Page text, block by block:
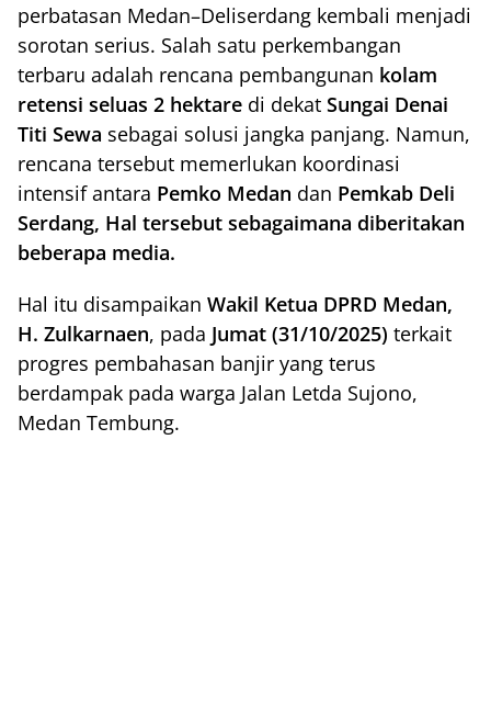
perbatasan Medan–Deliserdang kembali menjadi
sorotan serius. Salah satu perkembangan
terbaru adalah rencana pembangunan kolam
retensi seluas 2 hektare di dekat Sungai Denai
Titi Sewa sebagai solusi jangka panjang. Namun,
rencana tersebut memerlukan koordinasi
intensif antara Pemko Medan dan Pemkab Deli
Serdang, Hal tersebut sebagaimana diberitakan
beberapa media.
Hal itu disampaikan Wakil Ketua DPRD Medan,
H. Zulkarnaen, pada Jumat (31/10/2025) terkait
progres pembahasan banjir yang terus
berdampak pada warga Jalan Letda Sujono,
Medan Tembung.